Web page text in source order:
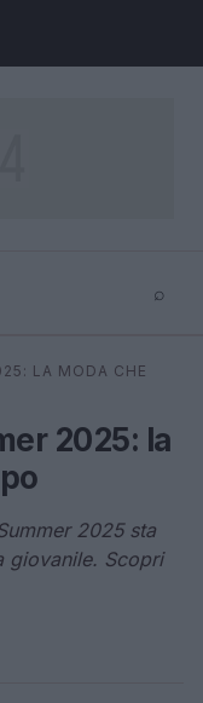
⌕
⌕
LA MODA CHE
2025: la
2025 sta
giovanile. Scopri